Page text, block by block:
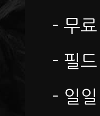
- 무
- 필
- 일